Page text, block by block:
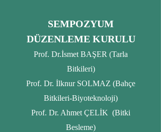
SEMPOZYUM
DÜZENLEME KURULU
Prof. Dr.İsmet BAŞER (Tarla
Bitkileri)
Prof. Dr. İlknur SOLMAZ (Bahçe
Bitkileri-Biyoteknoloji)
Prof. Dr. Ahmet ÇELİK (Bitki
Besleme)